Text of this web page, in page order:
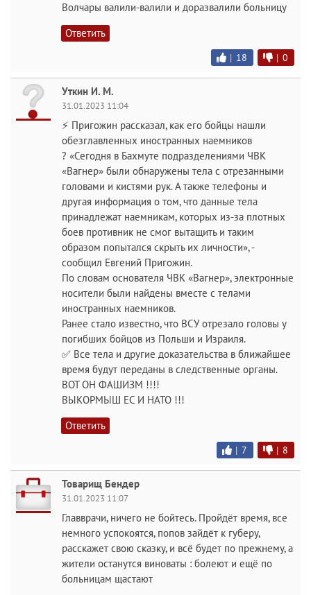
Волчары валили-валили и доразвалили больницу
Ответить
| 18 | 0
Уткин И. М.
31.01.2023 11:04
⚡ Пригожин рассказал, как его бойцы нашли
обезглавленных иностранных наемников
? «Сегодня в Бахмуте подразделениями ЧВК
«Вагнер» были обнаружены тела с отрезанными
головами и кистями рук. А также телефоны и
другая информация о том, что данные тела
принадлежат наемникам, которых из-за плотных
боев противник не смог вытащить и таким
образом попытался скрыть их личности», -
сообщил Евгений Пригожин.
По словам основателя ЧВК «Вагнер», электронные
носители были найдены вместе с телами
иностранных наемников.
Ранее стало известно, что ВСУ отрезало головы у
погибших бойцов из Польши и Израиля.
✅ Все тела и другие доказательства в ближайшее
время будут переданы в следственные органы.
ВОТ ОН ФАШИЗМ !!!!
ВЫКОРМЫШ ЕС И НАТО !!!
Ответить
| 7 | 8
Товарищ Бендер
31.01.2023 11:07
Главврачи, ничего не бойтесь. Пройдёт время, все
немного успокоятся, попов зайдёт к губеру,
расскажет свою сказку, и всё будет по прежнему, а
жители останутся виноваты : болеют и ещё по
больницам щастают